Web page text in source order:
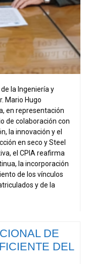
la Ingeniería y
Mario Hugo
en representación
de colaboración con
la innovación y el
en seco y Steel
el CPIA reafirma
la incorporación
de los vínculos
y de la
DE
DEL